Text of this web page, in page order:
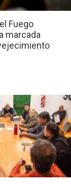
Fuego
marcada